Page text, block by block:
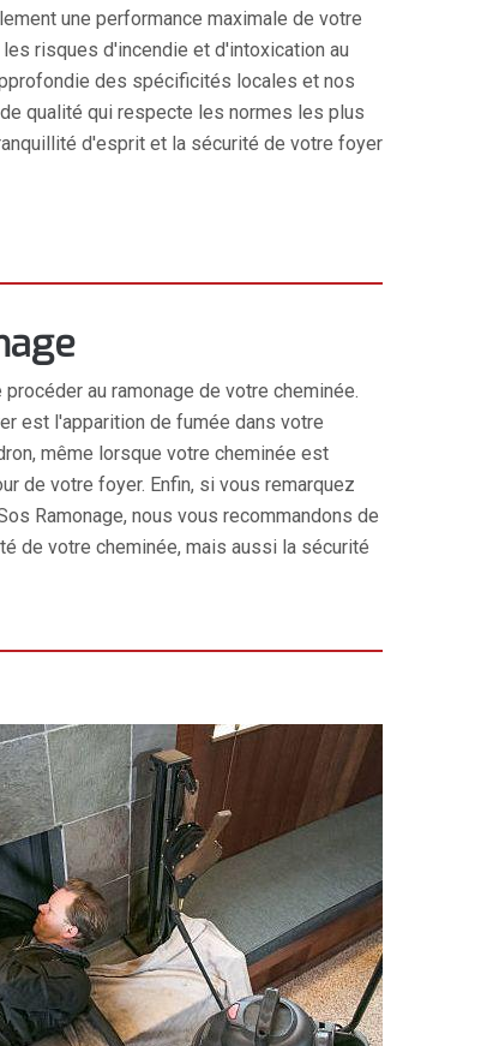
une performance maximale de votre
risques d'incendie et d'intoxication au
des spécificités locales et nos
qualité qui respecte les normes les plus
d'esprit et la sécurité de votre foyer
au ramonage de votre cheminée.
est l'apparition de fumée dans votre
même lorsque votre cheminée est
de votre foyer. Enfin, si vous remarquez
Ramonage, nous vous recommandons de
de votre cheminée, mais aussi la sécurité